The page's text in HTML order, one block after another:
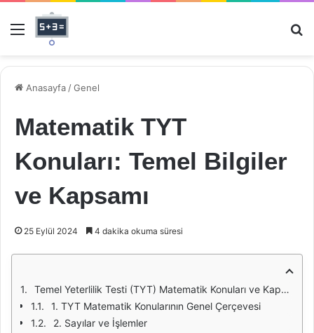
Menü
Anasayfa /Genel
Matematik TYT
Konuları: Temel Bilgiler
ve Kapsamı
25 Eylül 2024 4 dakika okuma süresi
Temel Yeterlilik Testi (TYT) Matematik Konuları ve Kapsamı
1. TYT Matematik Konularının Genel Çerçevesi
2. Sayılar ve İşlemler